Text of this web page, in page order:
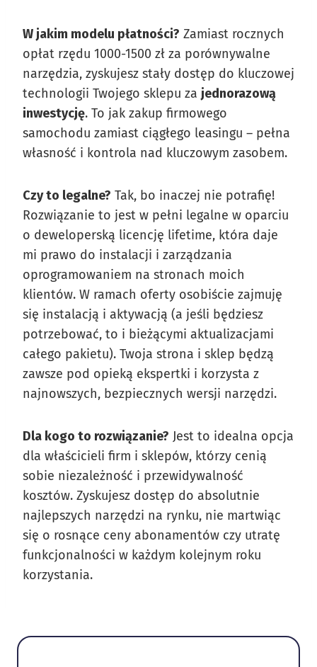
W jakim modelu płatności? Zamiast rocznych
opłat rzędu 1000-1500 zł za porównywalne
narzędzia, zyskujesz stały dostęp do kluczowej
technologii Twojego sklepu za jednorazową
inwestycję. To jak zakup firmowego
samochodu zamiast ciągłego leasingu – pełna
własność i kontrola nad kluczowym zasobem.
Czy to legalne? Tak, bo inaczej nie potrafię!
Rozwiązanie to jest w pełni legalne w oparciu
o deweloperską licencję lifetime, która daje
mi prawo do instalacji i zarządzania
oprogramowaniem na stronach moich
klientów. W ramach oferty osobiście zajmuję
się instalacją i aktywacją (a jeśli będziesz
potrzebować, to i bieżącymi aktualizacjami
całego pakietu). Twoja strona i sklep będzą
zawsze pod opieką ekspertki i korzysta z
najnowszych, bezpiecznych wersji narzędzi.
Dla kogo to rozwiązanie? Jest to idealna opcja
dla właścicieli firm i sklepów, którzy cenią
sobie niezależność i przewidywalność
kosztów. Zyskujesz dostęp do absolutnie
najlepszych narzędzi na rynku, nie martwiąc
się o rosnące ceny abonamentów czy utratę
funkcjonalności w każdym kolejnym roku
korzystania.